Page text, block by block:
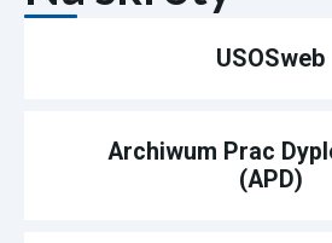
USOSweb
Archiwum Prac
(APD)